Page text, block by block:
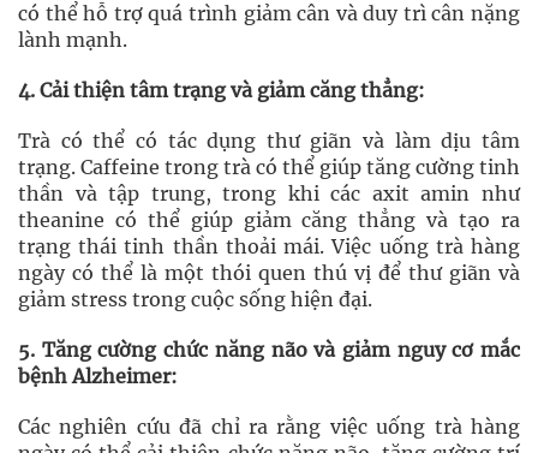
có thể hỗ trợ quá trình giảm cân và duy trì cân nặng
lành mạnh.
4. Cải thiện tâm trạng và giảm căng thẳng:
Trà có thể có tác dụng thư giãn và làm dịu tâm
trạng. Caffeine trong trà có thể giúp tăng cường tinh
thần và tập trung, trong khi các axit amin như
theanine có thể giúp giảm căng thẳng và tạo ra
trạng thái tinh thần thoải mái. Việc uống trà hàng
ngày có thể là một thói quen thú vị để thư giãn và
giảm stress trong cuộc sống hiện đại.
5. Tăng cường chức năng não và giảm nguy cơ mắc
bệnh Alzheimer:
Các nghiên cứu đã chỉ ra rằng việc uống trà hàng